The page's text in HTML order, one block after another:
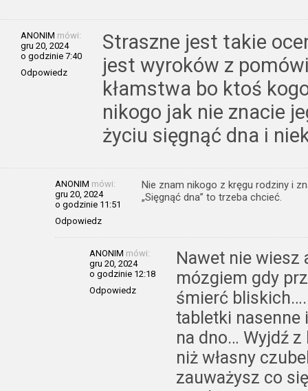
ANONIM mówi:
gru 20, 2024
o godzinie 7:40
Odpowiedz
Straszne jest takie
jest wyroków z
kłamstwa bo ktoś
nikogo jak nie znacie
życiu sięgnąć dna i
ANONIM mówi:
gru 20, 2024
o godzinie 11:51
Odpowiedz
Nie znam nikogo z kręgu rodziny i
„Sięgnąć dna” to trzeba chcieć.
ANONIM mówi:
gru 20, 2024
o godzinie 12:18
Odpowiedz
Nawet nie wiesz
mózgiem gdy
śmierć
tabletki nasenne
na dno… Wyjdź
niż własny
zauważysz co